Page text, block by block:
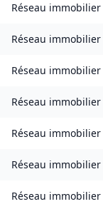
Réseau immobilier
Réseau immobilier
Réseau immobilier
Réseau immobilier
Réseau immobilier
Réseau immobilier
Réseau immobilier